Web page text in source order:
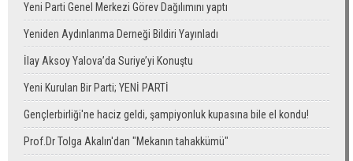
Yeni Parti Genel Merkezi Görev Dağılımını yaptı
Yeniden Aydınlanma Derneği Bildiri Yayınladı
İlay Aksoy Yalova’da Suriye’yi Konuştu
Yeni Kurulan Bir Parti; YENİ PARTİ
Gençlerbirliği'ne haciz geldi, şampiyonluk kupasına bile el kondu!
Prof.Dr Tolga Akalın'dan "Mekanın tahakkümü"